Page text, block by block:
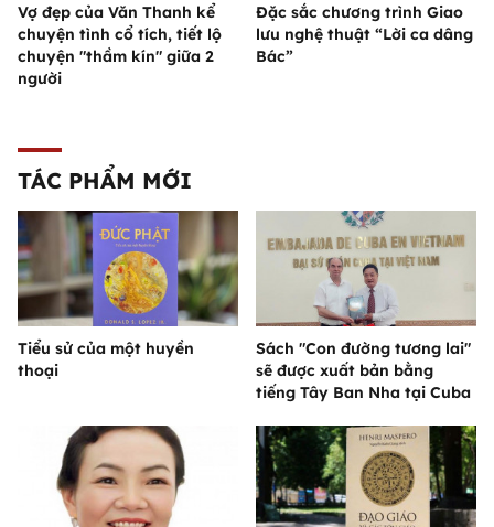
Vợ đẹp của Văn Thanh kể
chuyện tình cổ tích, tiết lộ
chuyện "thầm kín" giữa 2
người
Đặc sắc chương trình Giao
lưu nghệ thuật “Lời ca dâng
Bác”
TÁC PHẨM MỚI
Tiểu sử của một huyền
thoại
Sách "Con đường tương lai"
sẽ được xuất bản bằng
tiếng Tây Ban Nha tại Cuba